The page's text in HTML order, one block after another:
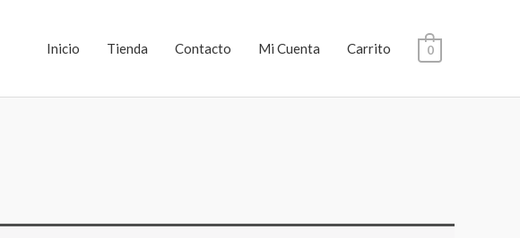
Inicio Tienda Contacto Mi Cuenta Carrito 0